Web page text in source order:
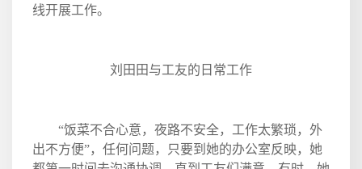
线开展工作。
刘田田与工友的日常工作
“饭菜不合心意，夜路不安全，工作太繁琐，外
出不方便”，任何问题，只要到她的办公室反映，她